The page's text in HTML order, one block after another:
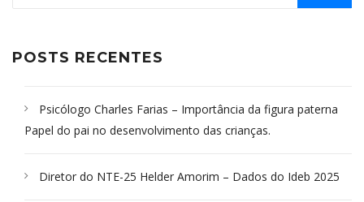
POSTS RECENTES
Psicólogo Charles Farias – Importância da figura paterna
Papel do pai no desenvolvimento das crianças.
Diretor do NTE-25 Helder Amorim – Dados do Ideb 2025